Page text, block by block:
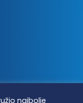
najbolje